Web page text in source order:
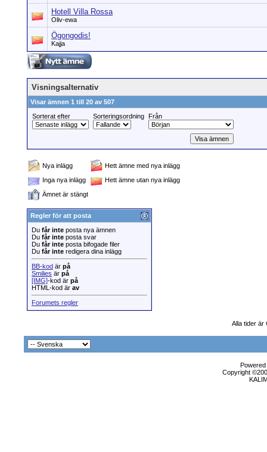
Hotell Villa Rossa
Oliv-ewa
Ögongodis!
Kajja
Visningsalternativ
Visar ämnen 1 till 20 av 507
Sorterat efter
Sorteringsordning Från
Nya inlägg
Hett ämne med nya inlägg
Inga nya inlägg
Hett ämne utan nya inlägg
Ämnet är stängt
Regler för att posta
Du får inte posta nya ämnen
Du får inte posta svar
Du får inte posta bifogade filer
Du får inte redigera dina inlägg
BB-kod är på
Smilies är på
[IMG]-kod är på
HTML-kod är av
Forumets regler
Alla tider är
Copyright